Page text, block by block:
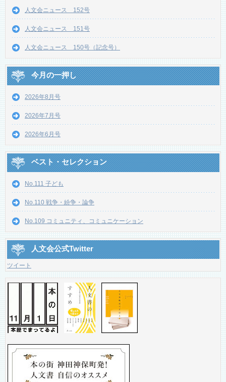
人文会ニュース 152号
人文会ニュース 151号
人文会ニュース 150号（記念号）
今月の一押し
2026年8月号
2026年7月号
2026年6月号
ベスト・セレクション
No.111 子ども
No.110 戦争・紛争・論争
No.109 コミュニティ、コミュニケーション
人文会公式Twitter
ツイート